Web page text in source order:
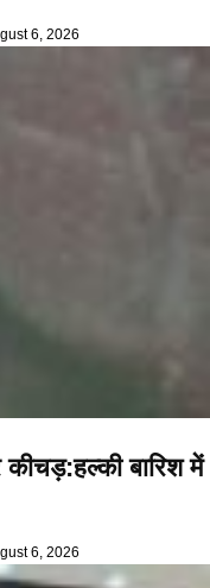
6, 2026
बारिश में
6, 2026